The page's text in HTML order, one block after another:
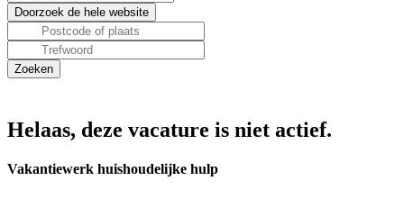
Helaas, deze vacature is niet actief.
Vakantiewerk huishoudelijke hulp